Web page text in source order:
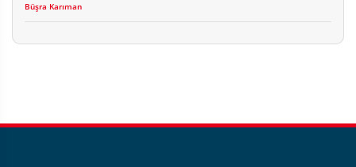
Büşra Karıman